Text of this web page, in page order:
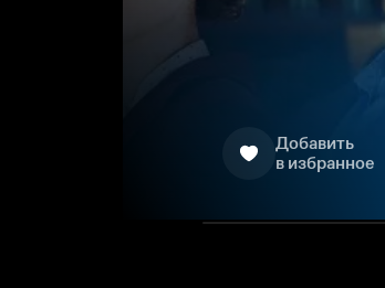
Добавить
в избранное